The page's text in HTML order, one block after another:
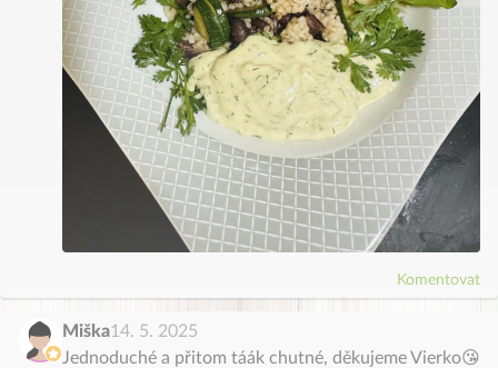
Komentovat
Miška14. 5. 2025
Jednoduché a přitom táák chutné, děkujeme Vierko😘